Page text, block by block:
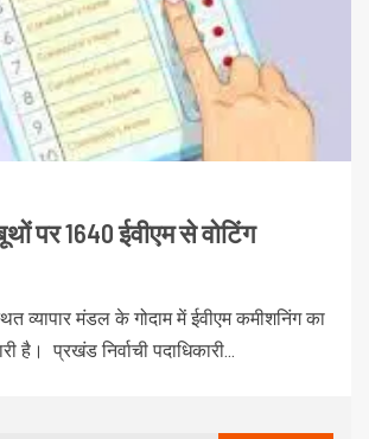
पर 1640 ईवीएम से वोटिंग
व्यापार मंडल के गोदाम में ईवीएम कमीशनिंग का
है। प्रखंड निर्वाची पदाधिकारी...